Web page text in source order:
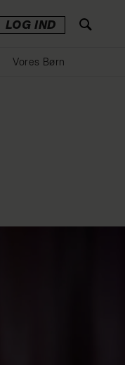
LOG IND
Vores Børn